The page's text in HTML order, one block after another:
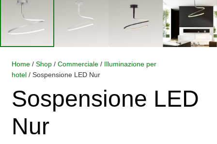
Home / Shop / Commerciale / Illuminazione per
hotel / Sospensione LED Nur
Sospensione LED
Nur